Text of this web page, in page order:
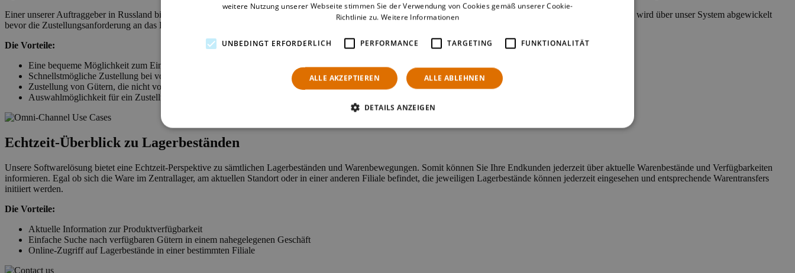
Einer unserer Auftraggeber in Russland bietet seinen Kunden überdies die Möglichkeit ein Zeitfenster für die Lieferung festzulegen und das direkt am POS. Die Zahlung wird über unser System abgewickelt
bevor die Zustellungsanforderung an das ERP-System zur Weiterverarbeitung übermittelt wird.
Die Vorteile:
Eine bequeme Möglichkeit zum Einkaufen
Schnellstmögliche Zustellung bei vorübergehend nicht lieferbaren Artikeln
Zustellung von Gütern, die nicht vom Endkunden selbst mitgenommen werden können
Auswahlmöglichkeit für ein Zustellungszeitfenster
Echtzeit-Überblick zu Lagerbeständen
Unsere Softwarelösung bietet eine Echtzeit-Perspektive zu sämtlichen Lagerbeständen und Warenbewegungen. Somit können Sie Ihre Endkunden jederzeit über aktuelle Warenbestände und Verfügbarkeiten
informieren. Egal ob sich die Ware im Zentrallager, am aktuellen Standort oder in einer anderen Filiale befindet, die jeweiligen Lagerbestände können jederzeit eingesehen und entsprechende Warentransfers
initiiert werden.
Die Vorteile:
Aktuelle Information zur Produktverfügbarkeit
Einfache Suche nach verfügbaren Gütern in einem nahegelegenen Geschäft
Online-Zugriff auf Lagerbestände in einer bestimmten Filiale
weitere Nutzung unserer Webseite stimmen Sie der Verwendung von Cookies gemäß unserer Cookie-
Richtlinie zu. Weitere Informationen
UNBEDINGT ERFORDERLICH PERFORMANCE TARGETING FUNKTIONALITÄT
ALLE AKZEPTIEREN ALLE ABLEHNEN
DETAILS ANZEIGEN